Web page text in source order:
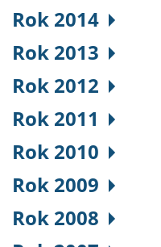
Rok 2014
Rok 2013
Rok 2012
Rok 2011
Rok 2010
Rok 2009
Rok 2008